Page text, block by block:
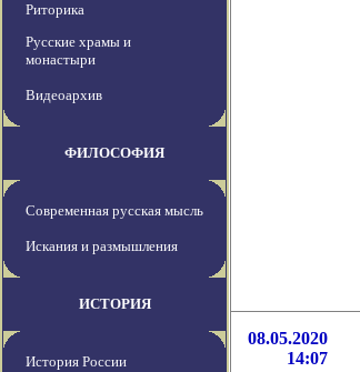
Риторика
Русские храмы и
монастыри
Видеоархив
ФИЛОСОФИЯ
Современная русская мысль
Искания и размышления
ИСТОРИЯ
История России
08.05.2020
14:07